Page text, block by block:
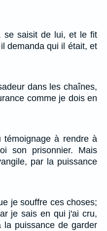
se saisit de lui, et le fit
demanda qui il était, et
dans les chaînes,
comme je dois en
témoignage à rendre à
son prisonnier. Mais
par la puissance
je souffre ces choses;
je sais en qui j'ai cru,
puissance de garder